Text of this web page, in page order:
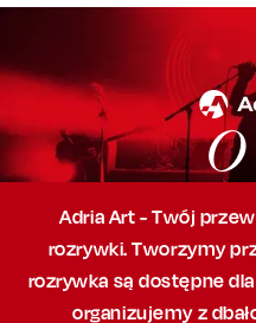
O
Adria Art - Twój
rozrywki. Tworzymy
rozrywka są dostępne
organizujemy z